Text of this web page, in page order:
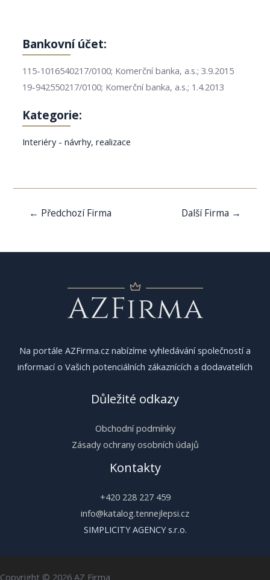
Bankovní účet:
115-1016540217/0100; Komerční banka, a.s.; 3.9.2015
19-942550217/0100; Komerční banka, a.s.; 1.4.2013
Kategorie:
Interiéry - návrhy, realizace
Navigace
← Předchozí Firma Další Firma →
Na portále AZFirma.cz nabízíme vyhledávání společností a
informací o Vašich potenciálních zákaznících a dodavatelích
Důležité odkazy
Obchodní podmínky
Zásady ochrany osobních údajů
Kontakty
+420 228 227 459
info@katalog.tennejlepsi.cz
SIMPLICITY AGENCY s.r.o.
Copyright © 2026 AZ Firma